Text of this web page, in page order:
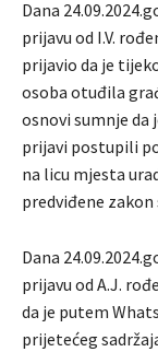
Dana
prijavu od I.V.
prijavio da je
osoba otuđila
osnovi sumnje da
prijavi postupili
na licu mjesta
predviđene
Dana
prijavu od A.J.
da je putem
prijetećeg